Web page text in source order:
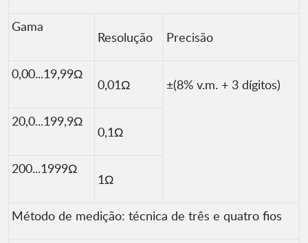
Gama
Resolução Precisão
0,00...19,99Ω
0,01Ω ±(8% v.m. + 3 dígitos)
20,0...199,9Ω
0,1Ω
200...1999Ω
1Ω
Método de medição: técnica de três e quatro fios